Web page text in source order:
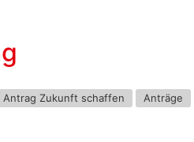
Antrag Zukunft schaffen Anträge